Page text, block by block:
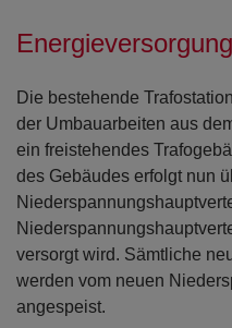
Energieversorgung
Die bestehende
der Umbauarbeiten aus
ein freistehendes
des Gebäudes erfolgt nun
versorgt wird. Sämtliche
werden vom neuen
angespeist.